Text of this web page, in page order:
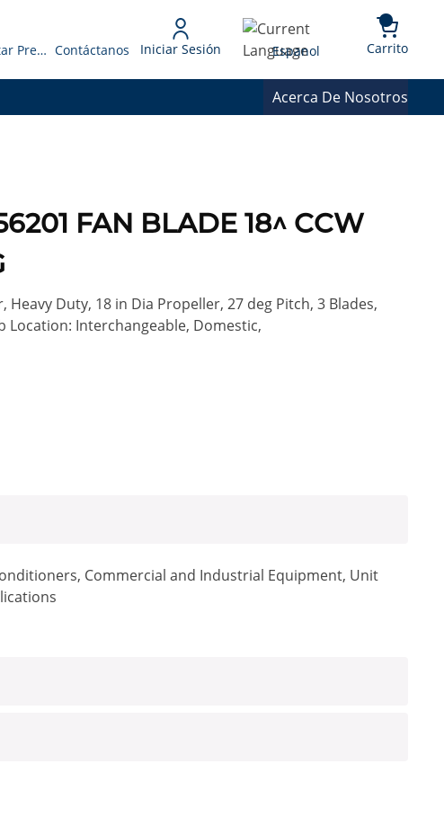
Solicitar Presupuesto Contáctanos Iniciar Sesión Language
Espanol Carrito{0}
Acerca De Nosotros
FAN BLADE 18^ CCW
Duty, 18 in Dia Propeller, 27 deg Pitch, 3 Blades,
Location: Interchangeable, Domestic,
Commercial and Industrial Equipment, Unit